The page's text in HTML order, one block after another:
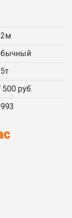
500 руб.